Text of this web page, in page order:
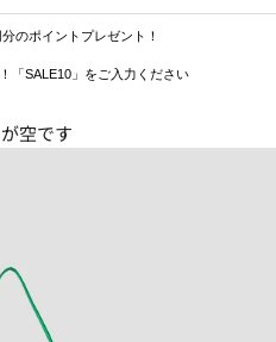
のポイントプレゼント！
「SALE10」をご入力ください
空です